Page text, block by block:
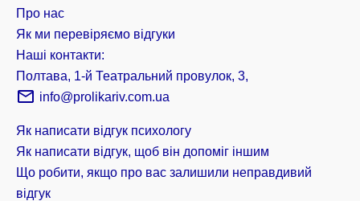
Про нас
Як ми перевіряємо відгуки
Наші контакти:
Полтава, 1-й Театральний провулок, 3,
info@prolikariv.com.ua
Як написати відгук психологу
Як написати відгук, щоб він допоміг іншим
Що робити, якщо про вас залишили неправдивий
відгук